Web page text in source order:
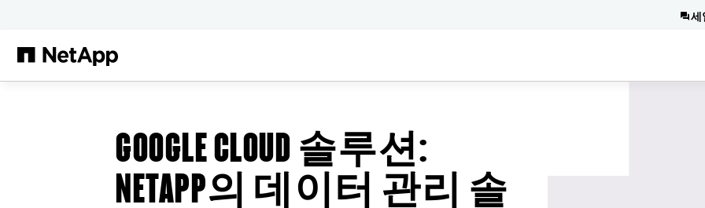
세
GOOGLE CLOUD 솔루션:
NETAPP의 데이터 관리 솔